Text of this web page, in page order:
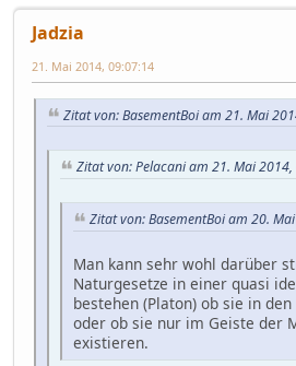
Jadzia
21. Mai 2014, 09:07:14
Zitat von: BasementBoi am 21. Mai
Zitat von: Pelacani am 21. Mai
Zitat von: BasementBoi am 20.
Man kann sehr wohl darüber
Naturgesetze in einer quasi
bestehen (Platon) ob sie in
oder ob sie nur im Geiste der
existieren.